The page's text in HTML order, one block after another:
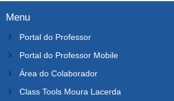
Menu
Portal do Professor
Portal do Professor Mobile
Área do Colaborador
Class Tools Moura Lacerda